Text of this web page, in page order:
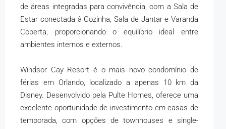
de áreas integradas para convivência, com a Sala de
Estar conectada à Cozinha, Sala de Jantar e Varanda
Coberta, proporcionando o equilíbrio ideal entre
ambientes internos e externos.
Windsor Cay Resort é o mais novo condomínio de
férias em Orlando, localizado a apenas 10 km da
Disney. Desenvolvido pela Pulte Homes, oferece uma
excelente oportunidade de investimento em casas de
temporada, com opções de townhouses e single-